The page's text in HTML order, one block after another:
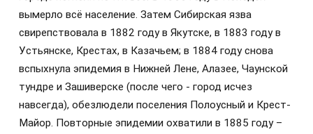
вымерло всё население. Затем Сибирская язва
свирепствовала в 1882 году в Якутске, в 1883 году в
Устьянске, Крестах, в Казачьем; в 1884 году снова
вспыхнула эпидемия в Нижней Лене, Алазее, Чаунской
тундре и Зашиверске (после чего - город исчез
навсегда), обезлюдели поселения Полоусный и Крест-
Майор. Повторные эпидемии охватили в 1885 году –